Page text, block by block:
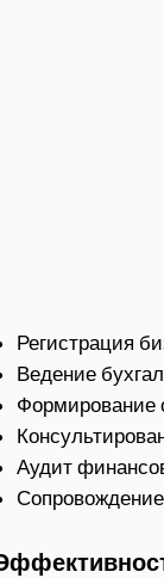
Регистрация
Ведение
Формирование
Аудит
Сопровождение